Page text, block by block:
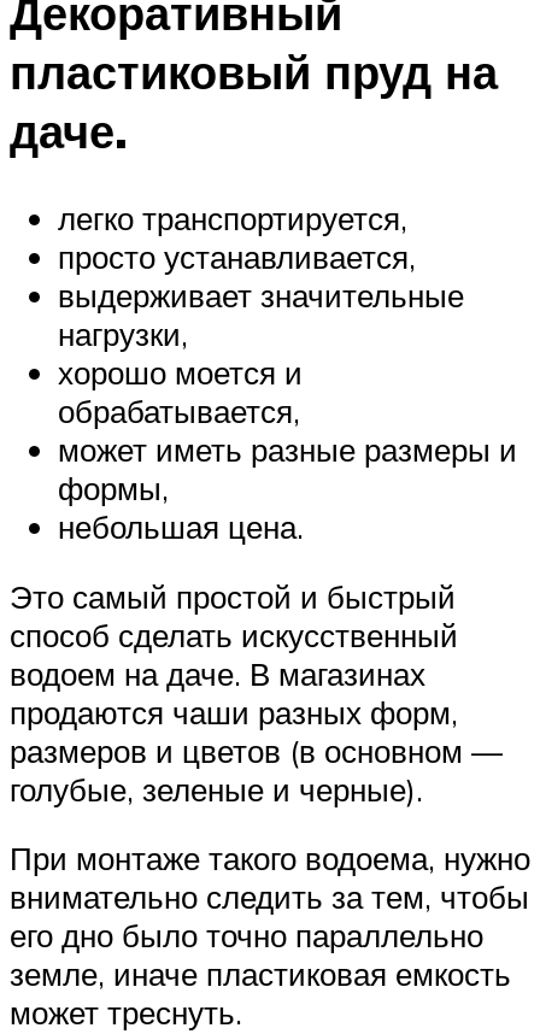
Декоративный
пластиковый пруд на
даче.
легко транспортируется,
просто устанавливается,
выдерживает значительные
нагрузки,
хорошо моется и
обрабатывается,
может иметь разные размеры и
формы,
небольшая цена.
Это самый простой и быстрый
способ сделать искусственный
водоем на даче. В магазинах
продаются чаши разных форм,
размеров и цветов (в основном —
голубые, зеленые и черные).
При монтаже такого водоема, нужно
внимательно следить за тем, чтобы
его дно было точно параллельно
земле, иначе пластиковая емкость
может треснуть.